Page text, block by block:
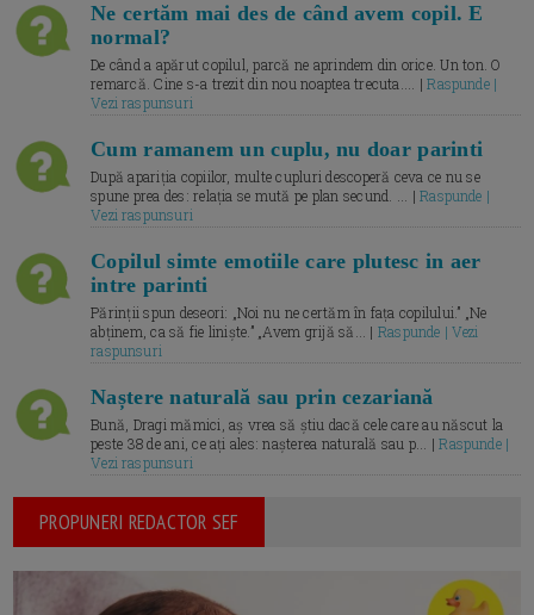
Ne certăm mai des de când avem copil. E
normal?
De când a apărut copilul, parcă ne aprindem din orice. Un ton. O
remarcă. Cine s-a trezit din nou noaptea trecuta.... |Raspunde |
Vezi raspunsuri
Cum ramanem un cuplu, nu doar parinti
După apariția copiilor, multe cupluri descoperă ceva ce nu se
spune prea des: relația se mută pe plan secund. ... |Raspunde |
Vezi raspunsuri
Copilul simte emotiile care plutesc in aer
intre parinti
Părinții spun deseori: „Noi nu ne certăm în fața copilului.” „Ne
abținem, ca să fie liniște.” „Avem grijă să... | Raspunde | Vezi
raspunsuri
Naștere naturală sau prin cezariană
Bună, Dragi mămici, aș vrea să știu dacă cele care au născut la
peste 38 de ani, ce ați ales: nașterea naturală sau p... |Raspunde |
Vezi raspunsuri
PROPUNERI REDACTOR SEF